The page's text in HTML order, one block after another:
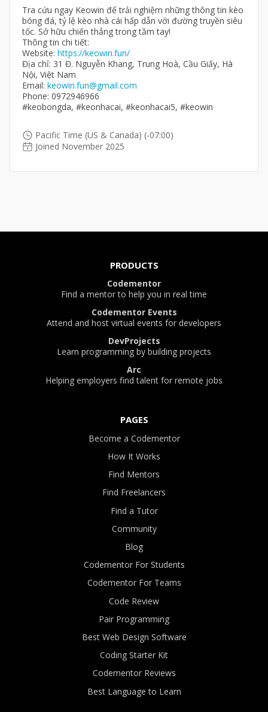
Tra cứu ngay Keowin để trải nghiệm những thông tin kèo
bóng đá, tỷ lệ kèo nhà cái hấp dẫn với đường truyền siêu
tốc. Sở hữu chiến thắng trong tầm tay!
Thông tin chi tiết:
Website: https://keowin.fun/
Địa chỉ: 31 Đ. Nguyễn Khang, Trung Hoà, Cầu Giấy, Hà
Nội, Việt Nam
Email: keowin.fun@gmail.com
Phone: 0972946966
#keobongda, #keonhacai, #keonhacai5, #keowin
Pacific Time (US & Canada) (-07:00)
Joined November 2025
PRODUCTS
Codementor
Find a mentor to help you in real time
Codementor Events
Attend and host virtual events for developers
DevProjects
Learn programming by building projects
Arc
Helping employers find talent for remote jobs
PAGES
Become a Codementor
How It Works
Find Mentors
Find Freelancers
Find a Tutor
Community
Blog
Codementor For Students
Codementor For Teams
Code Review
Pair Programming
Best Web Design Software
Coding Starter Kit
Codementor Reviews
Best Language to Learn